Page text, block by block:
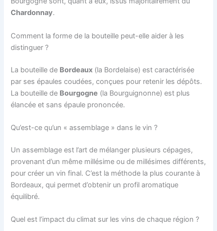
Chardonnay.
Comment la forme de la bouteille peut-elle aider à les
distinguer ?
La bouteille de Bordeaux (la Bordelaise) est caractérisée
par ses épaules coudées, conçues pour retenir les dépôts.
La bouteille de Bourgogne (la Bourguignonne) est plus
élancée et sans épaule prononcée.
Qu’est-ce qu’un « assemblage » dans le vin ?
Un assemblage est l’art de mélanger plusieurs cépages,
provenant d’un même millésime ou de millésimes différents,
pour créer un vin final. C’est la méthode la plus courante à
Bordeaux, qui permet d’obtenir un profil aromatique
équilibré.
Quel est l’impact du climat sur les vins de chaque région ?